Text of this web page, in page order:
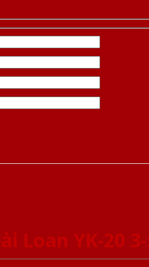
Loan YK-20 3-